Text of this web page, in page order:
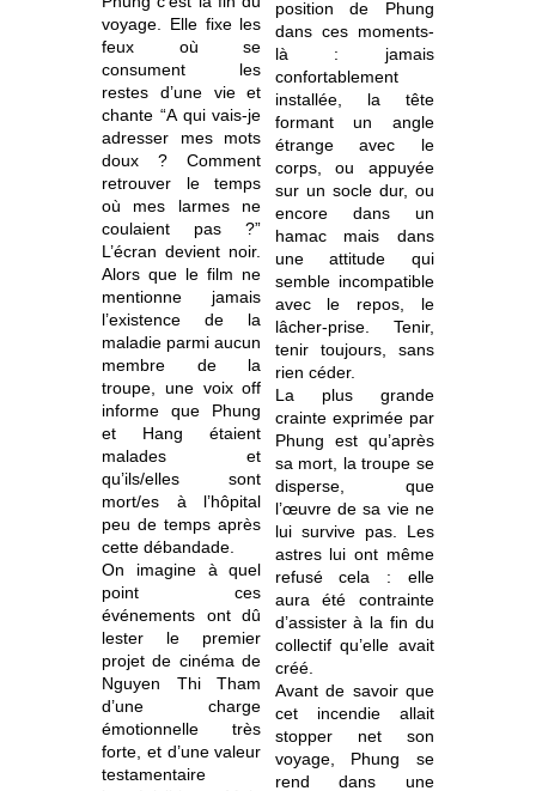
voyage. Elle fixe les
feux où se
consument les
restes d’une vie et
chante “A qui vais-je
adresser mes mots
doux ? Comment
retrouver le temps
où mes larmes ne
coulaient pas ?”
L’écran devient noir.
Alors que le film ne
mentionne jamais
l’existence de la
maladie parmi aucun
membre de la
troupe, une voix off
informe que Phung
et Hang étaient
malades et
qu’ils/elles sont
mort/es à l’hôpital
peu de temps après
cette débandade.
On imagine à quel
point ces
événements ont dû
lester le premier
projet de cinéma de
Nguyen Thi Tham
d’une charge
émotionnelle très
forte, et d’une valeur
testamentaire
position de Phung
dans ces moments-
là : jamais
confortablement
installée, la tête
formant un angle
étrange avec le
corps, ou appuyée
sur un socle dur, ou
encore dans un
hamac mais dans
une attitude qui
semble incompatible
avec le repos, le
lâcher-prise. Tenir,
tenir toujours, sans
rien céder.
La plus grande
crainte exprimée par
Phung est qu’après
sa mort, la troupe se
disperse, que
l’œuvre de sa vie ne
lui survive pas. Les
astres lui ont même
refusé cela : elle
aura été contrainte
d’assister à la fin du
collectif qu’elle avait
créé.
Avant de savoir que
cet incendie allait
stopper net son
voyage, Phung se
rend dans une